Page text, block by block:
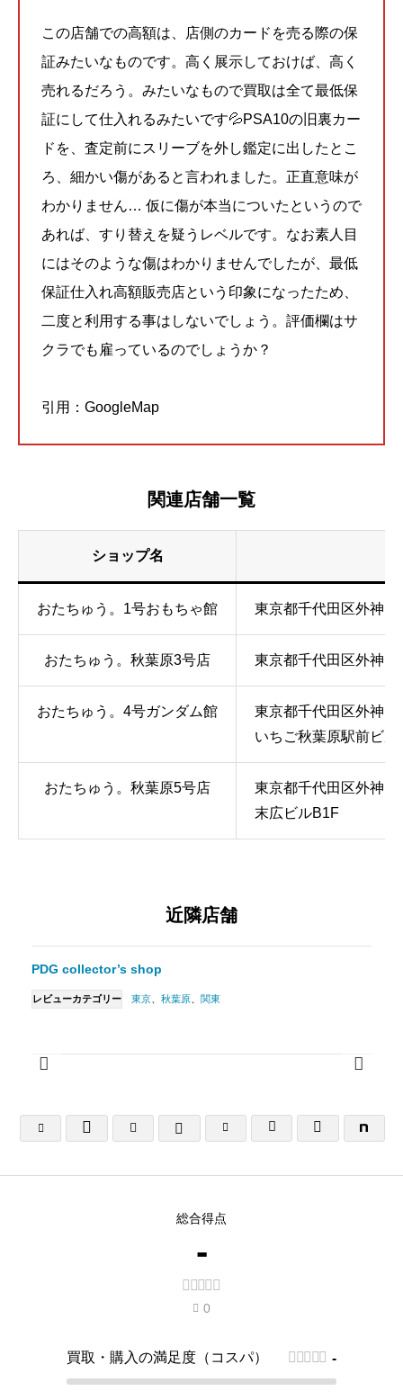
この店舗での高額は、店側のカードを売る際の保
証みたいなものです。高く展示しておけば、高く
売れるだろう。みたいなもので買取は全て最低保
証にして仕入れるみたいです💦PSA10の旧裏カー
ドを、査定前にスリーブを外し鑑定に出したとこ
ろ、細かい傷があると言われました。正直意味が
わかりません… 仮に傷が本当についたというので
あれば、すり替えを疑うレベルです。なお素人目
にはそのような傷はわかりませんでしたが、最低
保証仕入れ高額販売店という印象になったため、
二度と利用する事はしないでしょう。評価欄はサ
クラでも雇っているのでしょうか？
引用：GoogleMap
関連店舗一覧
ショップ名
おたちゅう。1号おもちゃ館 東京都千代田区外神
おたちゅう。秋葉原3号店 東京都千代田区外神
おたちゅう。4号ガンダム館
東京都千代田区外神田
いちご秋葉原駅前ビル
おたちゅう。秋葉原5号店
東京都千代田区外神田
末広ビルB1F
近隣店舗
PDG collector’s shop
レビューカテゴリー 東京 秋葉原 関東
     
総合得点
-
  
 0
買取・購入の満足度（コスパ）    -